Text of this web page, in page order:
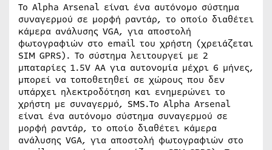
Το Alpha Arsenal είναι ένα αυτόνομο σύστημα
συναγερμού σε μορφή ραντάρ, το οποίο διαθέτει
κάμερα ανάλυσης VGA, για αποστολή
φωτογραφιών στο email του χρήστη (χρειάζεται
SIM GPRS). Το σύστημα λειτουργεί με 2
μπαταρίες 1.5V AA για αυτονομία μέχρι 6 μήνες,
μπορεί να τοποθετηθεί σε χώρους που δεν
υπάρχει ηλεκτροδότηση και ενημερώνει το
χρήστη με συναγερμό, SMS.Το Alpha Arsenal
είναι ένα αυτόνομο σύστημα συναγερμού σε
μορφή ραντάρ, το οποίο διαθέτει κάμερα
ανάλυσης VGA, για αποστολή φωτογραφιών στο